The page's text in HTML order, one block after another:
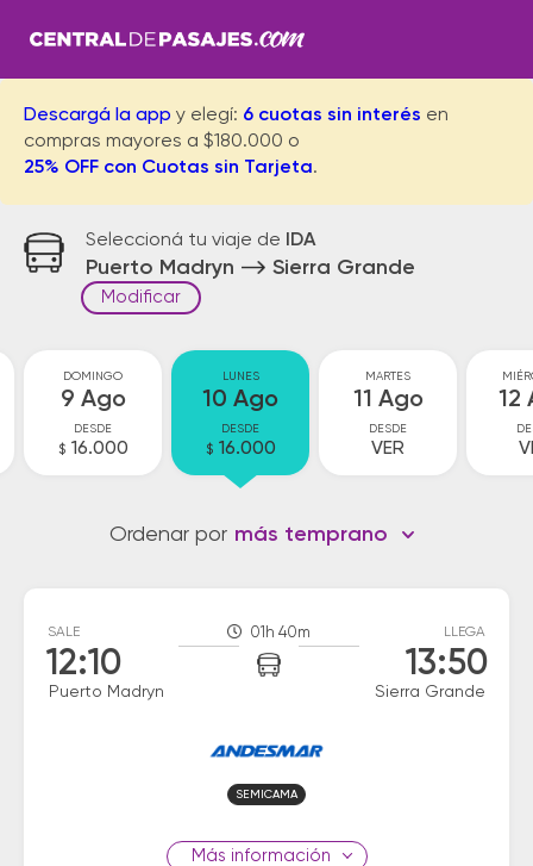
Descargá la app y elegí: 6 cuotas sin interés en
compras mayores a $180.000 o
25% OFF con Cuotas sin Tarjeta.
Seleccioná tu viaje de IDA
Puerto Madryn Sierra Grande
Modificar
DOMINGO
9 Ago
DESDE
$ 16.000
LUNES
10 Ago
DESDE
$ 16.000
MARTES
11 Ago
DESDE
VER
12
Ordenar por más temprano
SALE
12:10
Puerto Madryn
01h 40m LLEGA
13:50
Sierra Grande
SEMICAMA
información